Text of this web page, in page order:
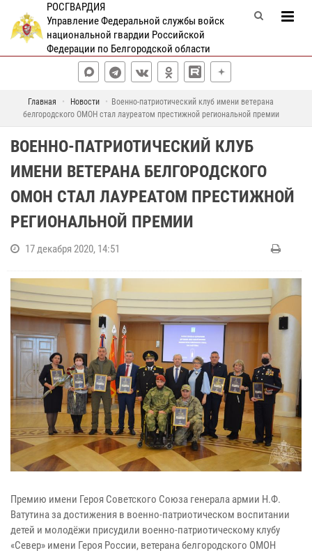
РОСГВАРДИЯ
Управление Федеральной службы войск
национальной гвардии Российской
Федерации по Белгородской области
Главная Новости
Военно-патриотический клуб имени ветерана
белгородского ОМОН стал лауреатом престижной региональной премии
ВОЕННО-ПАТРИОТИЧЕСКИЙ КЛУБ
ИМЕНИ ВЕТЕРАНА БЕЛГОРОДСКОГО
ОМОН СТАЛ ЛАУРЕАТОМ ПРЕСТИЖНОЙ
РЕГИОНАЛЬНОЙ ПРЕМИИ
17 декабря 2020, 14:51
Премию имени Героя Советского Союза генерала армии Н.Ф.
Ватутина за достижения в военно-патриотическом воспитании
детей и молодёжи присудили военно-патриотическому клубу
«Север» имени Героя России, ветерана белгородского ОМОН